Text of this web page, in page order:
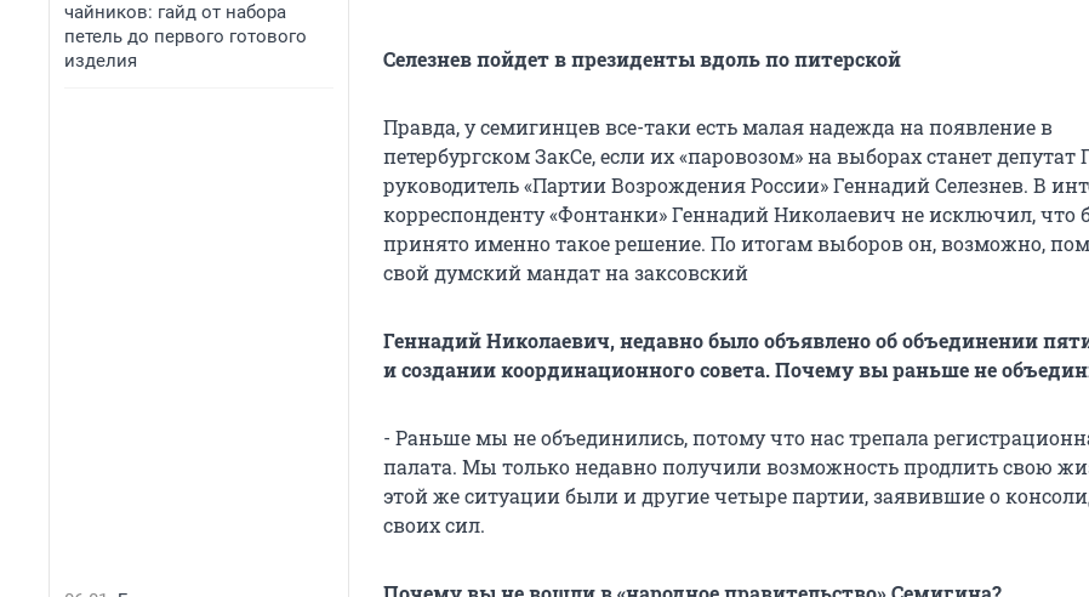
чайников: гайд от набора
петель до первого готового
изделия
Селезнев пойдет в президенты вдоль по питерской
Правда, у семигинцев все-таки есть малая надежда на появление в
петербургском ЗакСе, если их «паровозом» на выборах станет депутат
руководитель «Партии Возрождения России» Геннадий Селезнев. В
корреспонденту «Фонтанки» Геннадий Николаевич не исключил, что
принято именно такое решение. По итогам выборов он, возможно,
свой думский мандат на заксовский
Геннадий Николаевич, недавно было объявлено об объединении
и создании координационного совета. Почему вы раньше не
- Раньше мы не объединились, потому что нас трепала
палата. Мы только недавно получили возможность продлить свою
этой же ситуации были и другие четыре партии, заявившие о
своих сил.